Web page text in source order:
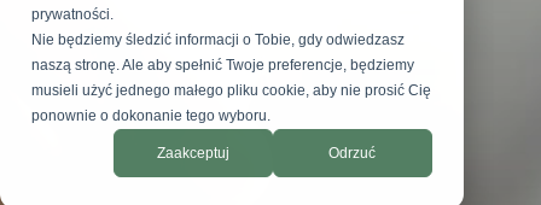
prywatności.
Nie będziemy śledzić informacji o Tobie, gdy odwiedzasz
naszą stronę. Ale aby spełnić Twoje preferencje, będziemy
musieli użyć jednego małego pliku cookie, aby nie prosić Cię
ponownie o dokonanie tego wyboru.
Zaakceptuj Odrzuć